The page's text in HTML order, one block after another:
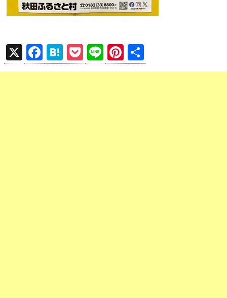
X
F
a
H
at
P
o
Li
n
Pi
nt 有